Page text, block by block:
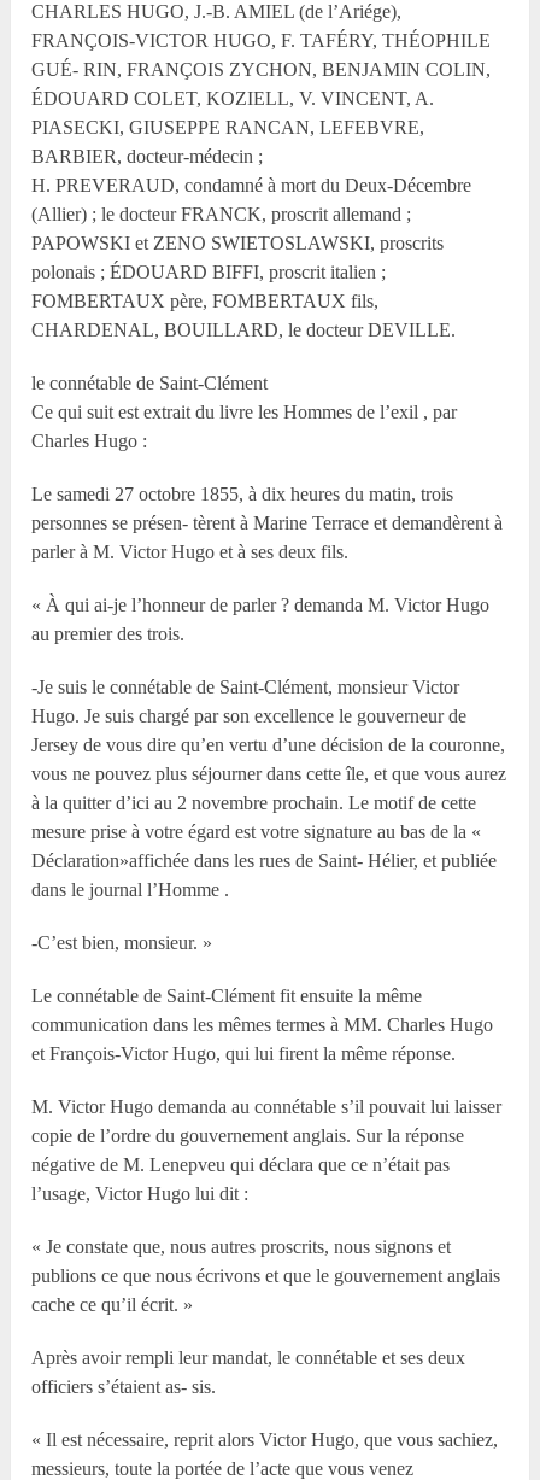
CHARLES HUGO, J.-B. AMIEL (de l’Ariége),
FRANÇOIS-VICTOR HUGO, F. TAFÉRY, THÉOPHILE
GUÉ- RIN, FRANÇOIS ZYCHON, BENJAMIN COLIN,
ÉDOUARD COLET, KOZIELL, V. VINCENT, A.
PIASECKI, GIUSEPPE RANCAN, LEFEBVRE,
BARBIER, docteur-médecin ;
H. PREVERAUD, condamné à mort du Deux-Décembre
(Allier) ; le docteur FRANCK, proscrit allemand ;
PAPOWSKI et ZENO SWIETOSLAWSKI, proscrits
polonais ; ÉDOUARD BIFFI, proscrit italien ;
FOMBERTAUX père, FOMBERTAUX fils,
CHARDENAL, BOUILLARD, le docteur DEVILLE.
le connétable de Saint-Clément
Ce qui suit est extrait du livre les Hommes de l’exil , par
Charles Hugo :
Le samedi 27 octobre 1855, à dix heures du matin, trois
personnes se présen- tèrent à Marine Terrace et demandèrent à
parler à M. Victor Hugo et à ses deux fils.
« À qui ai-je l’honneur de parler ? demanda M. Victor Hugo
au premier des trois.
-Je suis le connétable de Saint-Clément, monsieur Victor
Hugo. Je suis chargé par son excellence le gouverneur de
Jersey de vous dire qu’en vertu d’une décision de la couronne,
vous ne pouvez plus séjourner dans cette île, et que vous aurez
à la quitter d’ici au 2 novembre prochain. Le motif de cette
mesure prise à votre égard est votre signature au bas de la «
Déclaration»affichée dans les rues de Saint- Hélier, et publiée
dans le journal l’Homme .
-C’est bien, monsieur. »
Le connétable de Saint-Clément fit ensuite la même
communication dans les mêmes termes à MM. Charles Hugo
et François-Victor Hugo, qui lui firent la même réponse.
M. Victor Hugo demanda au connétable s’il pouvait lui laisser
copie de l’ordre du gouvernement anglais. Sur la réponse
négative de M. Lenepveu qui déclara que ce n’était pas
l’usage, Victor Hugo lui dit :
« Je constate que, nous autres proscrits, nous signons et
publions ce que nous écrivons et que le gouvernement anglais
cache ce qu’il écrit. »
Après avoir rempli leur mandat, le connétable et ses deux
officiers s’étaient as- sis.
« Il est nécessaire, reprit alors Victor Hugo, que vous sachiez,
messieurs, toute la portée de l’acte que vous venez